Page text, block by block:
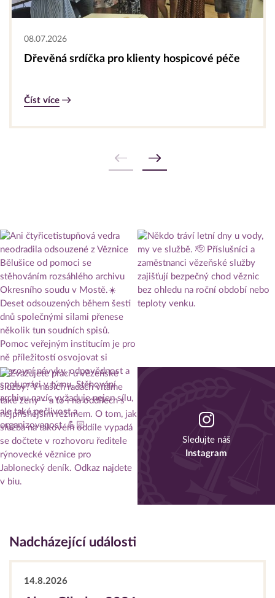
08.07.2026
Dřevěná srdíčka pro klienty hospicové péče
Číst více
Sledujte náš
Instagram
Nadcházející události
14.8.2026